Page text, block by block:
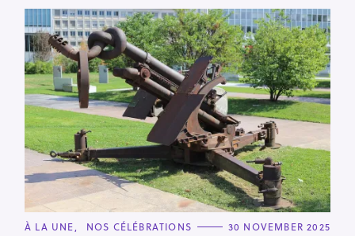
C
À LA UNE NOS CÉLÉBRATIONS 30 NOVEMBER 2025